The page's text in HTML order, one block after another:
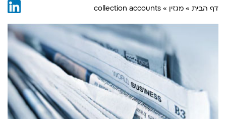
דף הבית » מגזין »
collection accounts